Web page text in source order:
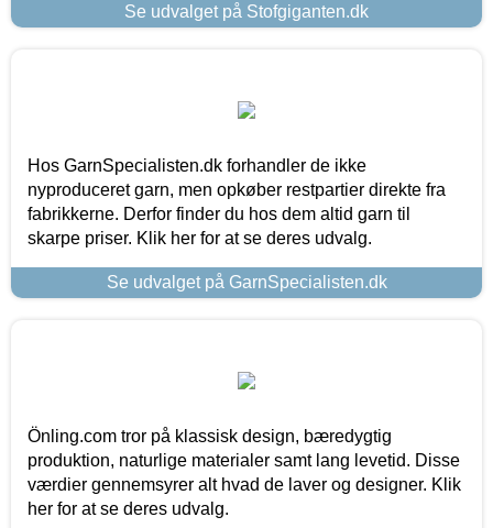
Se udvalget på Stofgiganten.dk
Hos GarnSpecialisten.dk forhandler de ikke
nyproduceret garn, men opkøber restpartier direkte fra
fabrikkerne. Derfor finder du hos dem altid garn til
skarpe priser. Klik her for at se deres udvalg.
Se udvalget på GarnSpecialisten.dk
Önling.com tror på klassisk design, bæredygtig
produktion, naturlige materialer samt lang levetid. Disse
værdier gennemsyrer alt hvad de laver og designer. Klik
her for at se deres udvalg.